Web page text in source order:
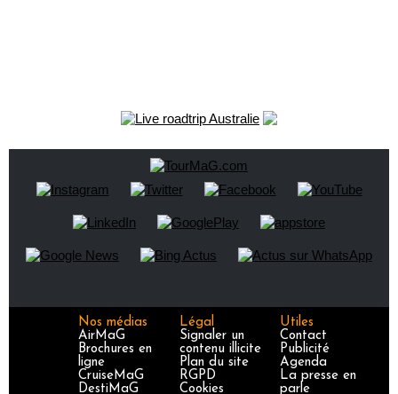
Nos médias
AirMaG
Brochures en
ligne
CruiseMaG
DestiMaG
Légal
Signaler un
contenu illicite
Plan du site
RGPD
Cookies
Utiles
Contact
Publicité
Agenda
La presse en
parle